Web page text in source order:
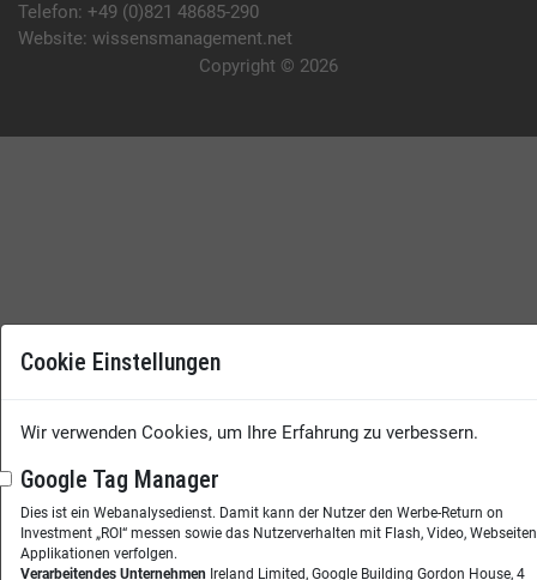
Telefon: +49 (0)821 48685-290
Website: wissensmanagement.net
Copyright © 2026
Cookie Einstellungen
Wir verwenden Cookies, um Ihre Erfahrung zu verbessern.
Google Tag Manager
Dies ist ein Webanalysedienst. Damit kann der Nutzer den Werbe-Return on
Investment „ROI“ messen sowie das Nutzerverhalten mit Flash, Video,
Applikationen verfolgen.
Verarbeitendes Unternehmen Ireland Limited, Google Building Gordon House, 4